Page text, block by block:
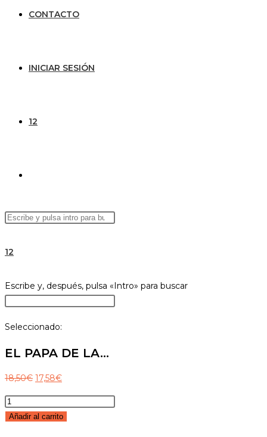
CONTACTO
INICIAR SESIÓN
12
DE
Buscar
esta
panel
de
12
Buscar
en
web
Escribe y, después, pulsa «Intro» para buscar
búsqueda.
Seleccionado:
EL PAPA DE LA…
18,50€ El
original
era:
17,58€El
actual
es:
EL
PAPA
Añadir al carrito